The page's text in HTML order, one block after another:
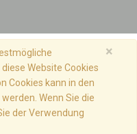
×
Website Cookies
Cookies kann in den
Wenn Sie die
der Verwendung